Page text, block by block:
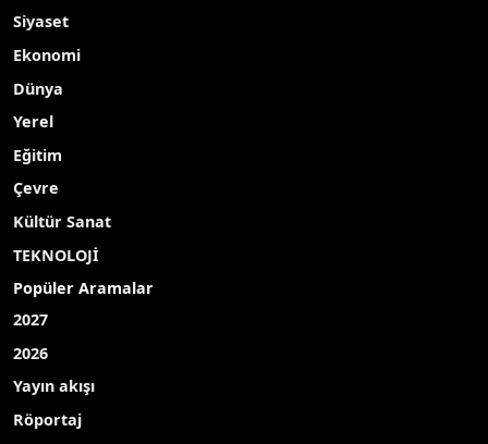
Siyaset
Ekonomi
Dünya
Yerel
Eğitim
Çevre
Kültür Sanat
TEKNOLOJİ
Popüler Aramalar
2027
2026
Yayın akışı
Röportaj